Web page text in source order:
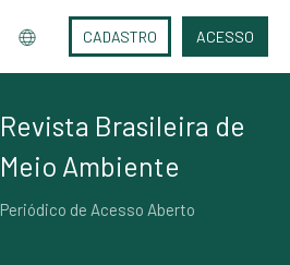
CADASTRO ACESSO
Revista Brasileira de
Meio Ambiente
Periódico de Acesso Aberto